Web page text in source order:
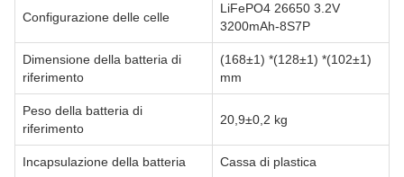
Configurazione delle celle
LiFePO4 26650 3.2V
3200mAh-8S7P
Dimensione della batteria di
riferimento
(168±1) *(128±1) *(102±1)
mm
Peso della batteria di
riferimento
20,9±0,2 kg
Incapsulazione della batteria Cassa di plastica